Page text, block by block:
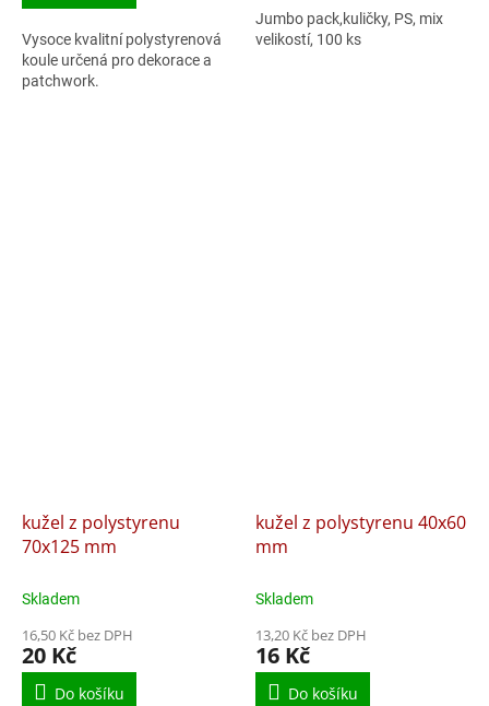
Vysoce kvalitní polystyrenová
koule určená pro dekorace a
patchwork.
Jumbo pack,kuličky, PS, mix
velikostí, 100 ks
kužel z polystyrenu
70x125 mm
Skladem
16,50 Kč bez DPH
20 Kč
Do košíku
kužel z polystyrenu 40x60
mm
Skladem
13,20 Kč bez DPH
16 Kč
Do košíku